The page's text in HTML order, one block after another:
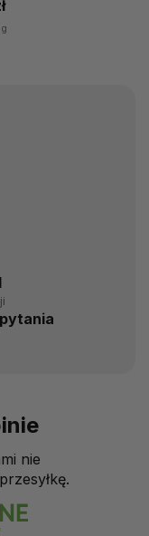
nie